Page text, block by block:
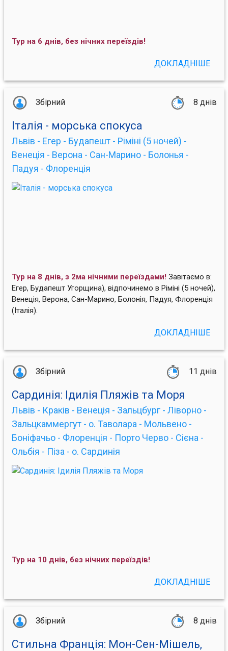
Тур на 6 днів, без нічних переїздів!
ДОКЛАДНІШЕ
Збірний 8 днів
Італія - морська спокуса
Львів - Егер - Будапешт - Ріміні (5 ночей) -
Венеція - Верона - Сан-Марино - Болонья -
Падуя - Флоренція
Тур на 8 днів, з 2ма нічними переїздами! Завітаємо в:
Егер, Будапешт Угорщина), відпочинемо в Ріміні (5 ночей),
Венеція, Верона, Сан-Марино, Болонія, Падуя, Флоренція
(Італія).
ДОКЛАДНІШЕ
Збірний 11 днів
Сардинія: Ідилія Пляжів та Моря
Львів - Краків - Венеція - Зальцбург - Ліворно -
Зальцкаммергут - о. Таволара - Мольвено -
Боніфачьо - Флоренція - Порто Черво - Сієна -
Ольбія - Піза - о. Сардинія
Тур на 10 днів, без нічних переїздів!
ДОКЛАДНІШЕ
Збірний 8 днів
Стильна Франція: Мон-Сен-Мішель,